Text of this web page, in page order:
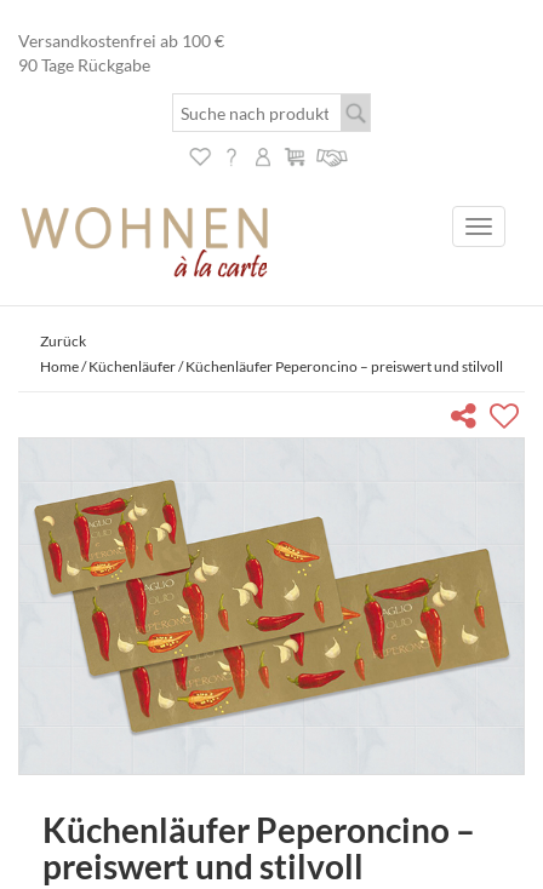
Versandkostenfrei ab 100 €
90 Tage Rückgabe
Toggle
Zurück
Home/Küchenläufer/ Küchenläufer Peperoncino – preiswert und stilvoll
Küchenläufer Peperoncino –
preiswert und stilvoll